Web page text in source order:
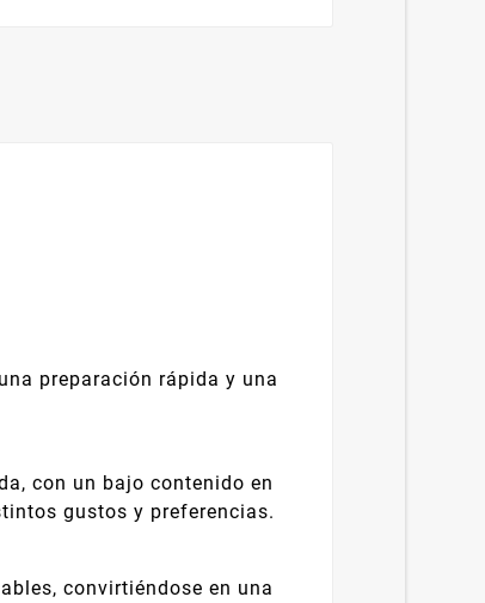
preparación rápida y una
con un bajo contenido en
gustos y preferencias.
convirtiéndose en una